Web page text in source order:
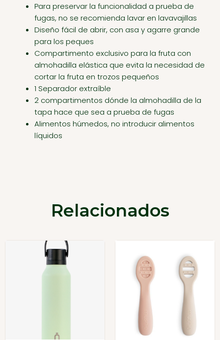
Para preservar la funcionalidad a prueba de
fugas, no se recomienda lavar en lavavajillas
Diseño fácil de abrir, con asa y agarre grande
para los peques
Compartimento exclusivo para la fruta con
almohadilla elástica que evita la necesidad de
cortar la fruta en trozos pequeños
1 Separador extraíble
2 compartimentos dónde la almohadilla de la
tapa hace que sea a prueba de fugas
Alimentos húmedos, no introducir alimentos
líquidos
Relacionados